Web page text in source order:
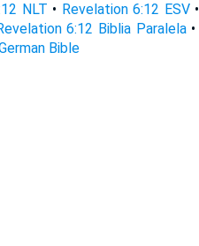
NLT • Revelation 6:12 ESV•
6:12 Biblia Paralela•
Bible